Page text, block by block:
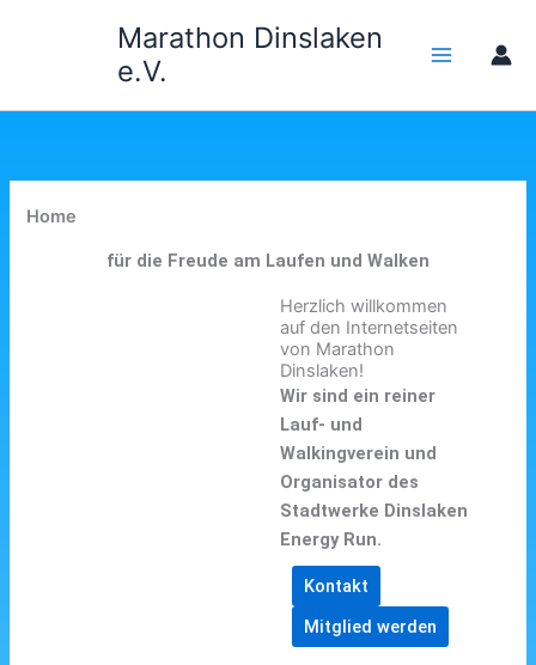
Marathon Dinslaken
e.V.
Home
für die Freude am Laufen und Walken
Herzlich willkommen
auf den Internetseiten
von Marathon
Dinslaken!
Wir sind ein reiner
Lauf- und
Walkingverein und
Organisator des
Stadtwerke Dinslaken
Energy Run.
Kontakt
Mitglied werden